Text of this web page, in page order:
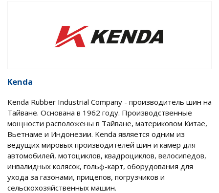
Kenda
Kenda Rubber Industrial Company - производитель шин на
Тайване. Основана в 1962 году. Производственные
мощности расположены в Тайване, материковом Китае,
Вьетнаме и Индонезии. Kenda является одним из
ведущих мировых производителей шин и камер для
автомобилей, мотоциклов, квадроциклов, велосипедов,
инвалидных колясок, гольф-карт, оборудования для
ухода за газонами, прицепов, погрузчиков и
сельскохозяйственных машин.